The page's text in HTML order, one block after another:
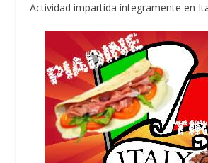
Actividad impartida íntegramente en